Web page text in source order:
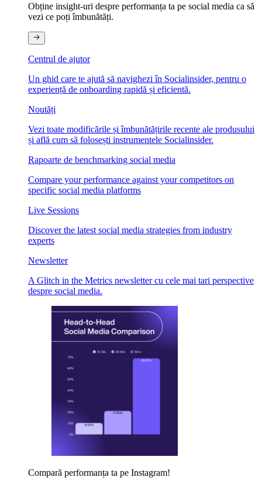
Obține insight-uri despre performanța ta pe social media ca să
vezi ce poți îmbunătăți.
Centrul de ajutor
Un ghid care te ajută să navighezi în Socialinsider, pentru o
experiență de onboarding rapidă și eficientă.
Noutăți
Vezi toate modificările și îmbunătățirile recente ale produsului
și află cum să folosești instrumentele Socialinsider.
Rapoarte de benchmarking social media
Compare your performance against your competitors on
specific social media platforms
Live Sessions
Discover the latest social media strategies from industry
experts
Newsletter
A Glitch in the Metrics newsletter cu cele mai tari perspective
despre social media.
Compară performanța ta pe Instagram!